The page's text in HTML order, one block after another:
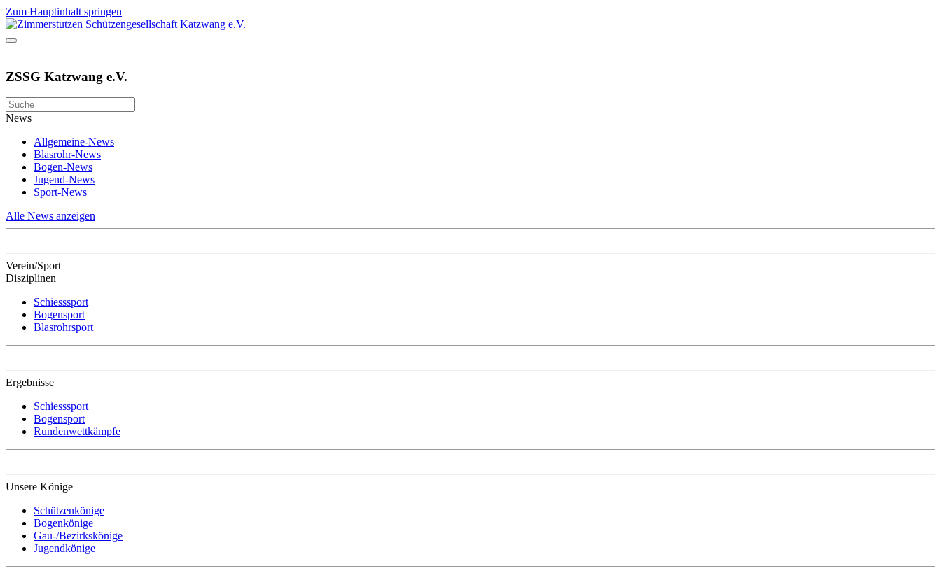
Zum Hauptinhalt springen
ZSSG Katzwang e.V.
News
Allgemeine-News
Blasrohr-News
Bogen-News
Jugend-News
Sport-News
Alle News anzeigen
Verein/Sport
Disziplinen
Schiesssport
Bogensport
Blasrohrsport
Ergebnisse
Schiesssport
Bogensport
Rundenwettkämpfe
Unsere Könige
Schützenkönige
Bogenkönige
Gau-/Bezirkskönige
Jugendkönige